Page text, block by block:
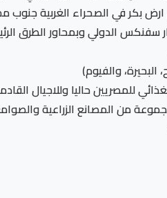
بكر في الصحراء الغربية
الدولي وبمحاور الطرق
للمصريين حاليا وللاجيال
من المصانع الزراعية